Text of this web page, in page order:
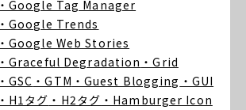
・Google Tag Manager
・Google Trends
・Google Web Stories
・Graceful Degradation ・Grid
・GSC ・GTM ・Guest Blogging ・GUI
・H1タグ ・H2タグ ・Hamburger Icon